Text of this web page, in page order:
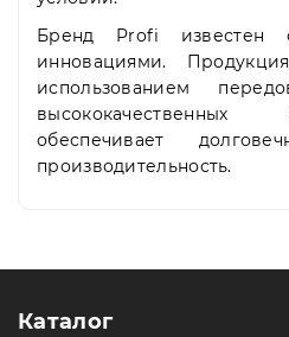
Бренд Profi известен
инновациями.
использованием
обеспечивает
производительность.
Каталог